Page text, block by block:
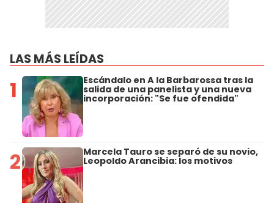
LAS MÁS LEÍDAS
1 Escándalo en A la Barbarossa tras la
salida de una panelista y una nueva
incorporación: "Se fue ofendida"
2 Marcela Tauro se separó de su novio,
Leopoldo Arancibia: los motivos